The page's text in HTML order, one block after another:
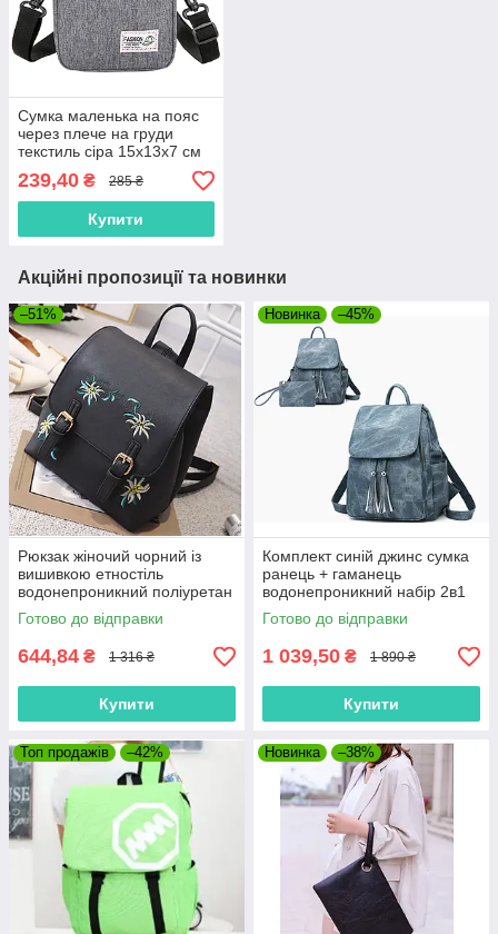
Сумка маленька на пояс
через плече на груди
текстиль сіра 15х13х7 см
тканинна для чоловіків і
жінок 2 відділи
239,40 ₴ 285 ₴
Купити
Акційні пропозиції та новинки
–51%
Рюкзак жіночий чорний із
вишивкою етностіль
водонепроникний поліуретан
PU ранець з екошкіри міський
модний
Готово до відправки
644,84 ₴ 1 316 ₴
Купити
Новинка –45%
Комплект синій джинс сумка
ранець + гаманець
водонепроникний набір 2в1
жіноча штучна шкіра
Готово до відправки
1 039,50 ₴ 1 890 ₴
Купити
Топ продажів –42% Новинка –38%